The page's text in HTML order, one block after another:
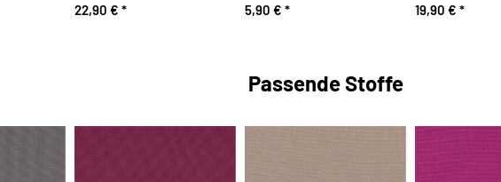
22,90 € * 5,90 € * 19,90 € *
Passende Stoffe